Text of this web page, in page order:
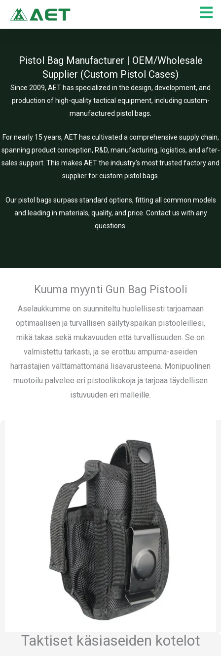
sisältöön
Pistol Bag Manufacturer | OEM/Wholesale
Supplier (Custom Pistol Cases)
Since 2009, AET has specialized in the design, development, and
production of high-quality tactical equipment, including custom-
manufactured pistol bags.
For nearly 15 years, AET has cultivated a comprehensive supply chain,
spanning product conception, R&D, manufacturing, logistics, and after-
sales support. This makes AET the industry’s most trusted factory and
supplier for custom pistol bags.
Our pistol bags surpass standard options, fitting all common models
and leading in materials, quality, and price. Contact us with any
questions.
Kuuma myynti Gun Bag Pistooli
Aselaukkumme on suunniteltu huolellisesti tarjoamaan
optimaalisen ja turvallisen säilytyspaikan pistooleillesi,
mikä takaa sekä mukavuuden että turvallisuuden. Se on
valmistettu tarkasti, ja se erottuu ampuma-aseiden
harrastajien välttämättömänä lisävarusteena. Monipuolinen
muotoilu palvelee eri pistoolikokoja ja tarjoaa täydellisen
istuvuuden eri malleille.
Taktiset käsiaseiden kotelot